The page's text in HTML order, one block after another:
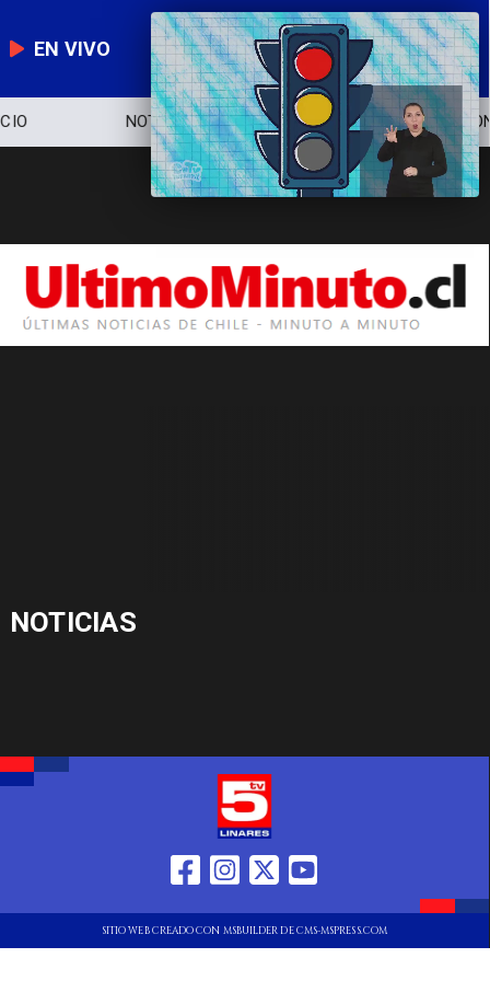
EN VIVO
NOTICIERO POLÍTICA ECONOMÍA
NOTICIAS
SITIO WEB CREADO CON MSBUILDER DE CMS-MSPRESS.COM